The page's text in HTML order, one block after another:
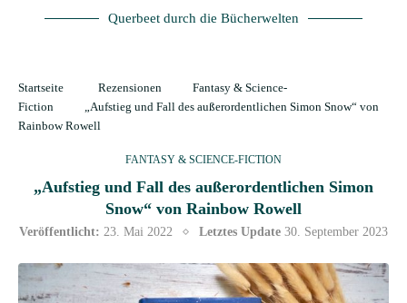
Querbeet durch die Bücherwelten
Startseite Rezensionen
Fantasy & Science-
Fiction
„Aufstieg und Fall des außerordentlichen Simon Snow“ von
Rainbow Rowell
FANTASY & SCIENCE-FICTION
„Aufstieg und Fall des außerordentlichen Simon
Snow“ von Rainbow Rowell
Veröffentlicht: 23. Mai 2022 Letztes Update 30. September 2023